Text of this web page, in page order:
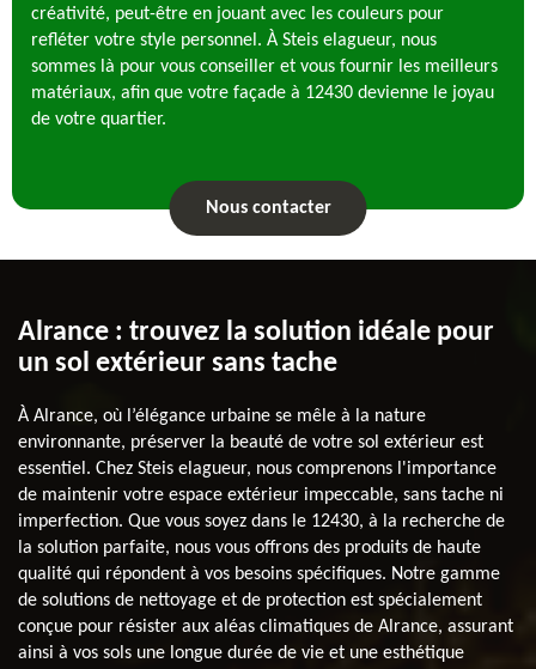
créativité, peut-être en jouant avec les couleurs pour
refléter votre style personnel. À Steis elagueur, nous
sommes là pour vous conseiller et vous fournir les meilleurs
matériaux, afin que votre façade à 12430 devienne le joyau
de votre quartier.
Nous contacter
Alrance : trouvez la solution idéale pour
un sol extérieur sans tache
À Alrance, où l’élégance urbaine se mêle à la nature
environnante, préserver la beauté de votre sol extérieur est
essentiel. Chez Steis elagueur, nous comprenons l'importance
de maintenir votre espace extérieur impeccable, sans tache ni
imperfection. Que vous soyez dans le 12430, à la recherche de
la solution parfaite, nous vous offrons des produits de haute
qualité qui répondent à vos besoins spécifiques. Notre gamme
de solutions de nettoyage et de protection est spécialement
conçue pour résister aux aléas climatiques de Alrance, assurant
ainsi à vos sols une longue durée de vie et une esthétique